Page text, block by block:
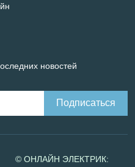
новостей
© ОНЛАЙН ЭЛЕКТРИК: